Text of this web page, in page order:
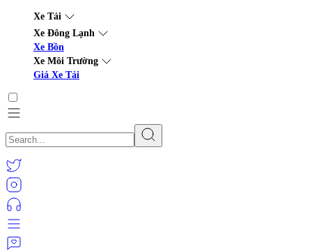
Xe Tải
Xe Đông Lạnh
Xe Bồn
Xe Môi Trường
Giá Xe Tải